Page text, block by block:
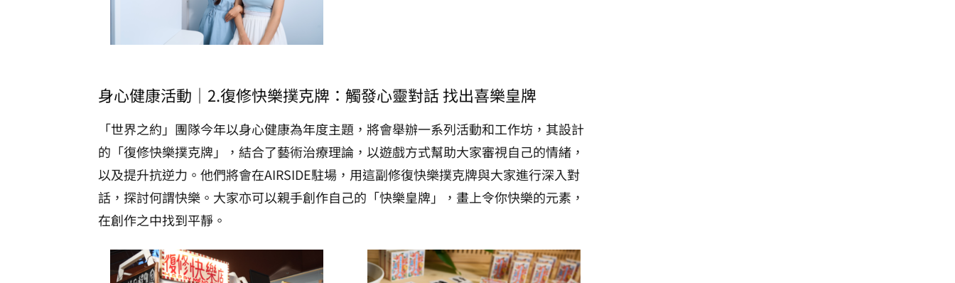
身心健康活動｜2.復修快樂撲克牌：觸發心靈對話 找出喜樂皇牌
「世界之約」團隊今年以身心健康為年度主題，將會舉辦一系列活動和工作坊，其設計
的「復修快樂撲克牌」，結合了藝術治療理論，以遊戲方式幫助大家審視自己的情緒，
以及提升抗逆力。他們將會在AIRSIDE駐場，用這副修復快樂撲克牌與大家進行深入對
話，探討何謂快樂。大家亦可以親手創作自己的「快樂皇牌」，畫上令你快樂的元素，
在創作之中找到平靜。